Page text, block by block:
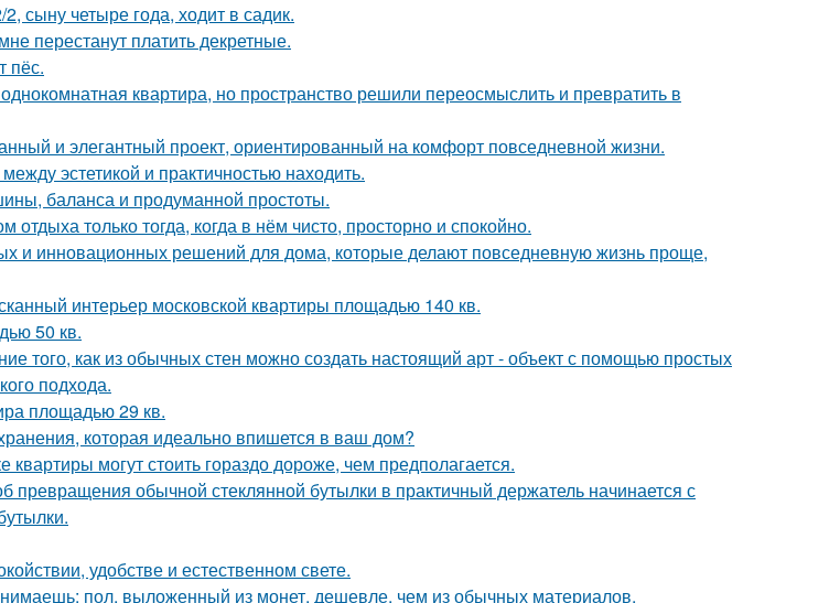
сыну четыре года, ходит в садик.
перестанут платить декретные.
пёс.
квартира, но пространство решили переосмыслить и превратить в
и элегантный проект, ориентированный на комфорт повседневной жизни.
эстетикой и практичностью находить.
баланса и продуманной простоты.
отдыха только тогда, когда в нём чисто, просторно и спокойно.
и инновационных решений для дома, которые делают повседневную жизнь проще,
интерьер московской квартиры площадью 140 кв.
50 кв.
того, как из обычных стен можно создать настоящий арт - объект с помощью простых
подхода.
площадью 29 кв.
которая идеально впишется в ваш дом?
могут стоить гораздо дороже, чем предполагается.
превращения обычной стеклянной бутылки в практичный держатель начинается с
удобстве и естественном свете.
пол, выложенный из монет, дешевле, чем из обычных материалов.